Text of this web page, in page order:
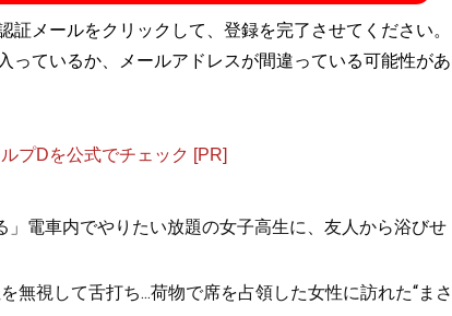
メールをクリックして、登録を完了させてください。
ているか、メールアドレスが間違っている可能性があ
プDを公式でチェック [PR]
電車内でやりたい放題の女子高生に、友人から浴びせ
視して舌打ち...荷物で席を占領した女性に訪れた“まさ